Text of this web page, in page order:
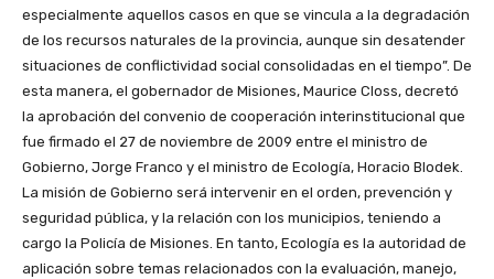
especialmente aquellos casos en que se vincula a la degradación
de los recursos naturales de la provincia, aunque sin desatender
situaciones de conflictividad social consolidadas en el tiempo”. De
esta manera, el gobernador de Misiones, Maurice Closs, decretó
la aprobación del convenio de cooperación interinstitucional que
fue firmado el 27 de noviembre de 2009 entre el ministro de
Gobierno, Jorge Franco y el ministro de Ecología, Horacio Blodek.
La misión de Gobierno será intervenir en el orden, prevención y
seguridad pública, y la relación con los municipios, teniendo a
cargo la Policía de Misiones. En tanto, Ecología es la autoridad de
aplicación sobre temas relacionados con la evaluación, manejo,